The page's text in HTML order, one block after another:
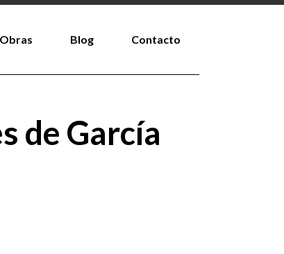
Obras Blog Contacto
de García